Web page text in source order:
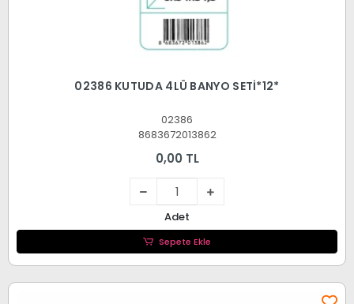
02386 KUTUDA 4LÜ BANYO SETİ*12*
02386
8683672013862
0,00 TL
Adet
Sepete Ekle